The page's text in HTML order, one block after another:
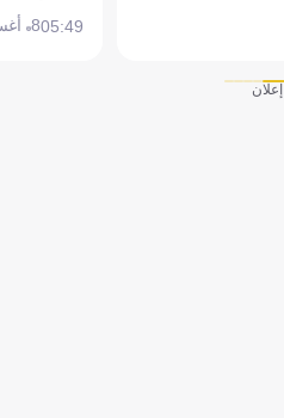
05:498 أغسطس 2026
إعلان